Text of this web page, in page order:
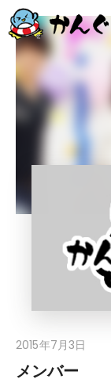
2015年7月3日
メンバー